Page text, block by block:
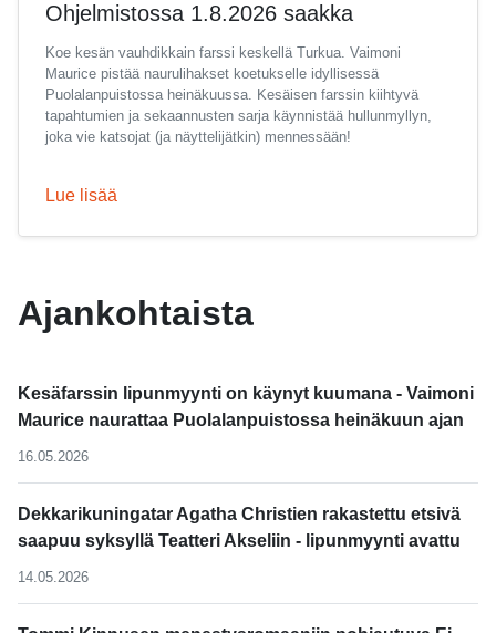
Ajankohtaista
Kesäfarssin lipunmyynti on käynyt kuumana - Vaimoni
Maurice naurattaa Puolalanpuistossa heinäkuun ajan
16.05.2026
Dekkarikuningatar Agatha Christien rakastettu etsivä
saapuu syksyllä Teatteri Akseliin - lipunmyynti avattu
14.05.2026
Ohjelmistossa 1.8.2026 saakka
Koe kesän vauhdikkain farssi keskellä Turkua. Vaimoni
Maurice pistää naurulihakset koetukselle idyllisessä
Puolalanpuistossa heinäkuussa. Kesäisen farssin kiihtyvä
tapahtumien ja sekaannusten sarja käynnistää hullunmyllyn,
joka vie katsojat (ja näyttelijätkin) mennessään!
Lue lisää